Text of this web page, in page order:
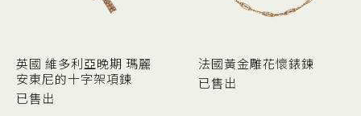
英國 維多利亞晚期 瑪麗
安東尼的十字架項鍊
已售出
法國黃金雕花懷錶鍊
已售出